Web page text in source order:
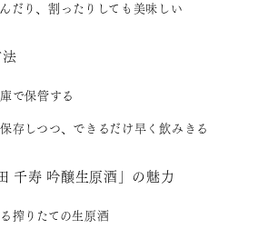
だり、割ったりしても美味しい
で保管する
存しつつ、できるだけ早く飲みきる
千寿 吟醸生原酒」の魅力
搾りたての生原酒